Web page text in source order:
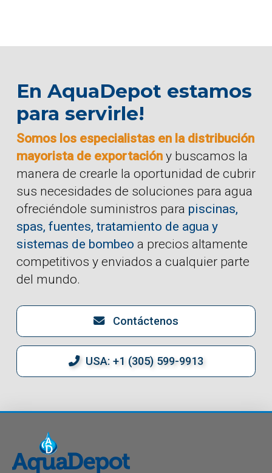
En AquaDepot estamos
para servirle!
Somos los especialistas en la distribución
mayorista de exportacióny buscamos la
manera de crearle la oportunidad de cubrir
sus necesidades de soluciones para agua
ofreciéndole suministros para piscinas,
spas, fuentes, tratamiento de agua y
sistemas de bombeo a precios altamente
competitivos y enviados a cualquier parte
del mundo.
Contáctenos
USA: +1 (305) 599-9913